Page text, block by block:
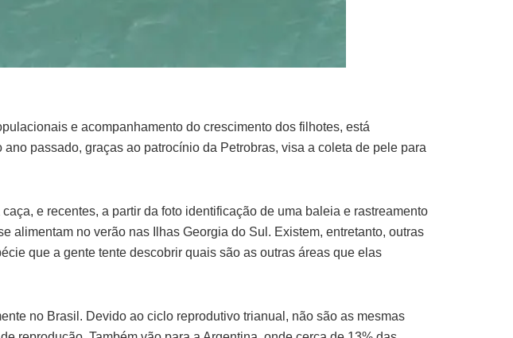
e acompanhamento do crescimento dos filhotes, está
passado, graças ao patrocínio da Petrobras, visa a coleta de pele para
e recentes, a partir da foto identificação de uma baleia e rastreamento
alimentam no verão nas Ilhas Georgia do Sul. Existem, entretanto, outras
que a gente tente descobrir quais são as outras áreas que elas
no Brasil. Devido ao ciclo reprodutivo trianual, não são as mesmas